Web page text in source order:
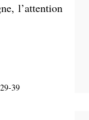
l’attention
39